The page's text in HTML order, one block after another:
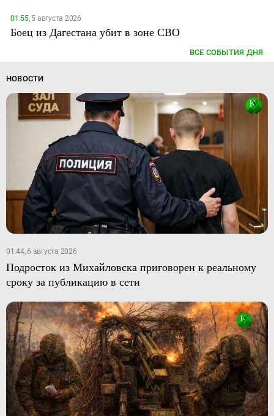
01:55,5 августа 2026
Боец из Дагестана убит в зоне СВО
ВСЕ СОБЫТИЯ ДНЯ
НОВОСТИ
01:44, 6 августа 2026
Подросток из Михайловска приговорен к реальному
сроку за публикацию в сети